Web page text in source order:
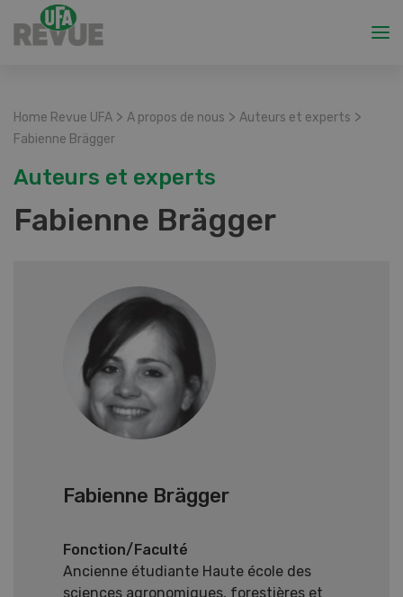
Home Revue UFA > A propos de nous > Auteurs et experts >
Fabienne Brägger
Auteurs et experts
Fabienne Brägger
Fabienne Brägger
Fonction/Faculté
Ancienne étudiante Haute école des
sciences agronomiques, forestières et